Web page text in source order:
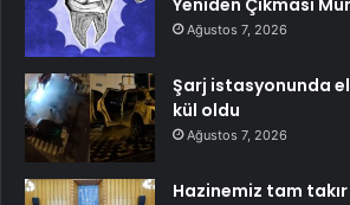
Ağustos 7, 2026
Şarj istasyonunda
kül oldu
Ağustos 7, 2026
Hazinemiz tam takır